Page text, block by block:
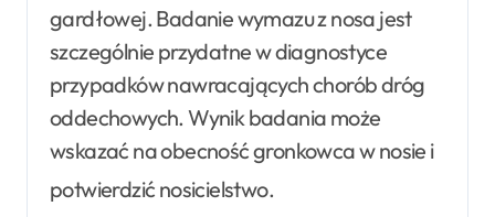
gardłowej. Badanie wymazu z nosa jest
szczególnie przydatne w diagnostyce
przypadków nawracających chorób dróg
oddechowych. Wynik badania może
wskazać na obecność gronkowca w nosie i
potwierdzić nosicielstwo.